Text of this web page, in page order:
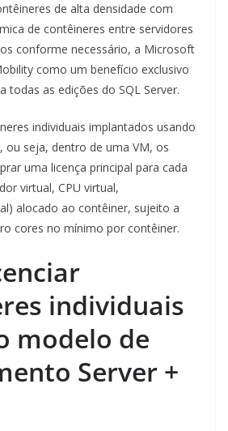
de alta densidade com
de contêineres entre servidores
conforme necessário, a Microsoft
como um benefício exclusivo
todas as edições do SQL Server.
individuais implantados usando
ou seja, dentro de uma VM, os
uma licença principal para cada
virtual, CPU virtual,
alocado ao contêiner, sujeito a
cores no mínimo por contêiner.
individuais
modelo de
Server +